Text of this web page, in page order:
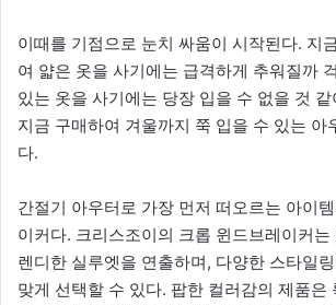
이때를 기점으로 눈치 싸움이 시작된다. 지
여 얇은 옷을 사기에는 급격하게 추워질까
있는 옷을 사기에는 당장 입을 수 없을 것
지금 구매하여 겨울까지 쭉 입을 수 있는 아
다.
간절기 아우터로 가장 먼저 떠오르는 아이
이커다. 크리스조이의 크롭 윈드브레이커
렌디한 실루엣을 연출하며, 다양한 스타일
맞게 선택할 수 있다. 팝한 컬러감의 제품은